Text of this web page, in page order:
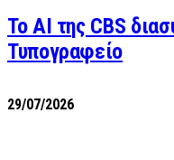
Το AI της CBS
Τυπογραφείο
29/07/2026